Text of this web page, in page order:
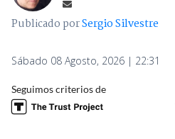
Publicado porSergio Silvestre
Sábado 08 Agosto, 2026 | 22:31
Seguimos criterios de